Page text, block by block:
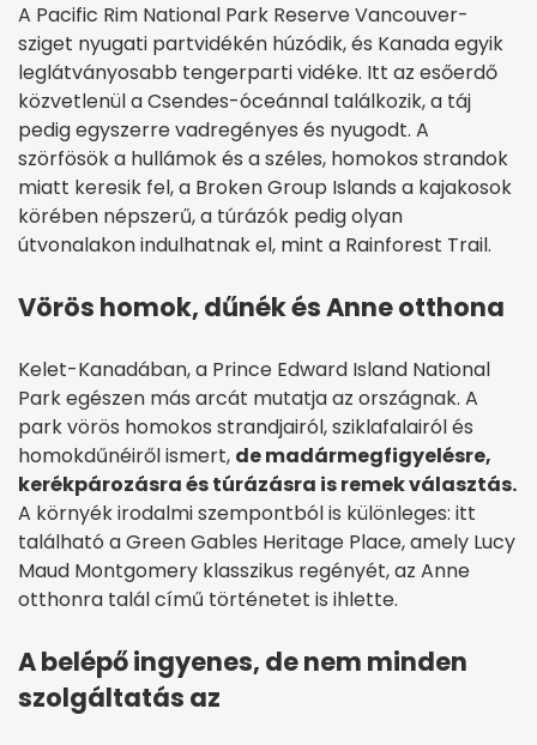
A Pacific Rim National Park Reserve Vancouver-
sziget nyugati partvidékén húzódik, és Kanada egyik
leglátványosabb tengerparti vidéke. Itt az esőerdő
közvetlenül a Csendes-óceánnal találkozik, a táj
pedig egyszerre vadregényes és nyugodt. A
szörfösök a hullámok és a széles, homokos strandok
miatt keresik fel, a Broken Group Islands a kajakosok
körében népszerű, a túrázók pedig olyan
útvonalakon indulhatnak el, mint a Rainforest Trail.
Vörös homok, dűnék és Anne otthona
Kelet-Kanadában, a Prince Edward Island National
Park egészen más arcát mutatja az országnak. A
park vörös homokos strandjairól, sziklafalairól és
homokdűnéiről ismert, de madármegfigyelésre,
kerékpározásra és túrázásra is remek választás.
A környék irodalmi szempontból is különleges: itt
található a Green Gables Heritage Place, amely Lucy
Maud Montgomery klasszikus regényét, az Anne
otthonra talál című történetet is ihlette.
A belépő ingyenes, de nem minden
szolgáltatás az